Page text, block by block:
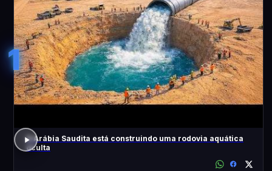
1
A Arábia Saudita está construindo uma rodovia aquática
oculta